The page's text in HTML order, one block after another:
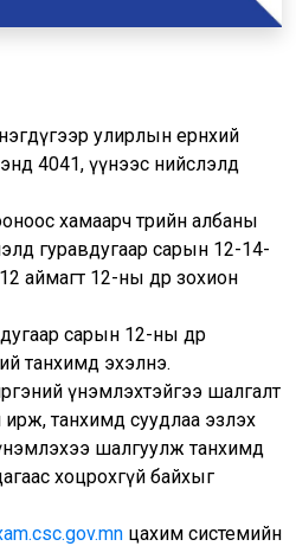
улирлын ерөнхий
4041, үүнээс нийслэлд
хамаарч төрийн албаны
гуравдугаар сарын 12-14-
аймагт 12-ны өдөр зохион
сарын 12-ны өдөр
танхимд эхэлнэ.
үнэмлэхтэйгээ шалгалт
ирж, танхимд суудлаа эзлэх
шалгуулж танхимд
хоцрохгүй байхыг
цахим системийн